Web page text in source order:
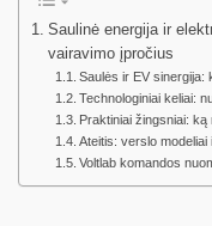
Saulinė energija ir
vairavimo įpročius
Saulės ir EV sinergija:
Technologiniai keliai:
Praktiniai žingsniai:
Ateitis: verslo
Voltlab komandos